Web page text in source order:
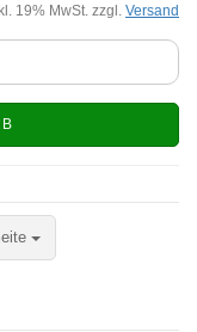
19% MwSt. zzgl. Versand